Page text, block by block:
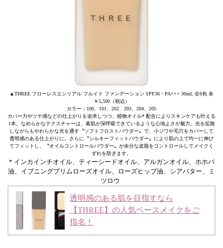
▲THREE フローレスエシリアル フルイド ファンデーション SPF36・PA+++ 30mL 全6色 各
￥5,500（税込）
カラー：100、101、202、203、204、205
カバー力やツヤ感などの仕上がりを追求しつつ、植物オイル* 配合によりスキンケアも叶える
1本。なめらかなテクスチャーは、素肌が深呼吸できているような心地よさが魅力。光を拡散
しながらもやわらかな光を通す〝ソフトフロストパウダー〟で、小ジワや毛穴をカバーして
透明感のある仕上がりに。さらに〝シルキーフィットパウダー〟により肌の上で均一に伸び
てフィットし、〝オイルコントロールパウダー〟が余分な皮脂をコントロールしてメイクく
ずれを防ぎます。
* インカインチオイル、ティーシードオイル、アルガンオイル、ホホバ
油、イブニングプリムローズオイル、ローズヒップ油、シアバター、ミ
ツロウ
透明感のある肌を目指すなら
【THREE】の人気ベースメイクをご
指名！